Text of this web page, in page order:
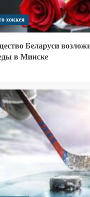
хоккея
Беларуси
в Минске